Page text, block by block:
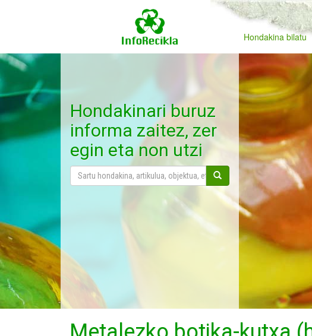
Hondakina bilatu
Hondakinari buruz
informa zaitez, zer
egin eta non utzi